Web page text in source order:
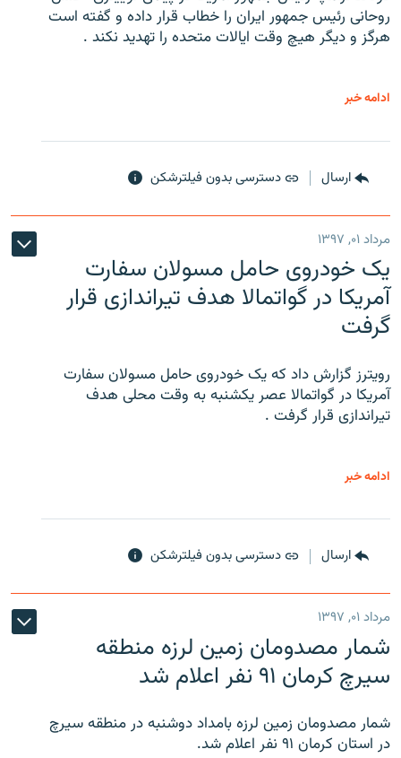
روحانی رئیس جمهور ایران را خطاب قرار داده و گفته است
هرگز و دیگر هیچ وقت ایالات متحده را تهدید نکند .
ادامه خبر
ارسال دسترسی بدون فیلترشکن
مرداد ۰۱, ۱۳۹۷
یک خودروی حامل مسولان سفارت
آمریکا در گواتمالا هدف تیراندازی قرار
گرفت
رویترز گزارش داد که یک خودروی حامل مسولان سفارت
آمریکا در گواتمالا عصر یکشنبه به وقت محلی هدف
تیراندازی قرار گرفت .
ادامه خبر
ارسال دسترسی بدون فیلترشکن
مرداد ۰۱, ۱۳۹۷
شمار مصدومان زمین لرزه منطقه
سیرچ کرمان ۹۱ نفر اعلام شد
شمار مصدومان زمین لرزه بامداد دوشنبه در منطقه سیرچ
در استان کرمان ۹۱ نفر اعلام شد.